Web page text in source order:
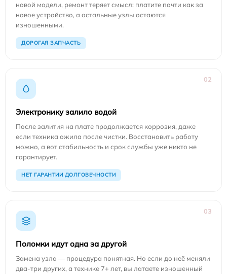
новой модели, ремонт теряет смысл: платите почти как за
новое устройство, а остальные узлы остаются
изношенными.
ДОРОГАЯ ЗАПЧАСТЬ
02
Электронику залило водой
После залития на плате продолжается коррозия, даже
если техника ожила после чистки. Восстановить работу
можно, а вот стабильность и срок службы уже никто не
гарантирует.
НЕТ ГАРАНТИИ ДОЛГОВЕЧНОСТИ
03
Поломки идут одна за другой
Замена узла — процедура понятная. Но если до неё меняли
два-три других, а технике 7+ лет, вы латаете изношенный